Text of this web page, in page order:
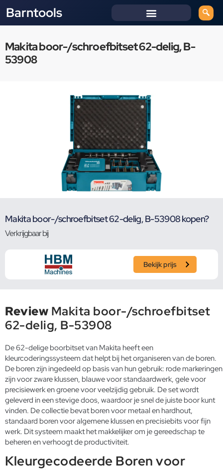
Barntools
Makita boor-/schroefbitset 62-delig, B-
53908
Makita boor-/schroefbitset 62-delig, B-53908 kopen?
Verkrijgbaar bij
Bekijk prijs
Review Makita boor-/schroefbitset
62-delig, B-53908
De 62-delige boorbitset van Makita heeft een
kleurcoderingssysteem dat helpt bij het organiseren van de boren.
De boren zijn ingedeeld op basis van hun gebruik: rode markeringen
zijn voor zware klussen, blauwe voor standaardwerk, gele voor
precisiewerk en groene voor veelzijdig gebruik. De set wordt
geleverd in een stevige doos, waardoor je snel de juiste boor kunt
vinden. De collectie bevat boren voor metaal en hardhout,
standaard boren voor algemene klussen en precisiebits voor fijn
werk. Dit systeem maakt het makkelijker om je gereedschap te
beheren en verhoogt de productiviteit.
Kleurgecodeerde Boren voor